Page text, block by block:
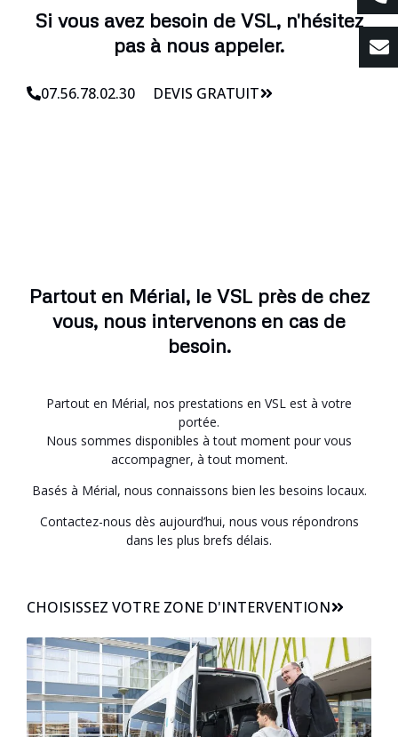
Si vous avez besoin de VSL, n'hésitez
pas à nous appeler.
07.56.78.02.30 DEVIS GRATUIT
Partout en Mérial, le VSL près de chez
vous, nous intervenons en cas de
besoin.
Partout en Mérial, nos prestations en VSL est à votre
portée.
Nous sommes disponibles à tout moment pour vous
accompagner, à tout moment.
Basés à Mérial, nous connaissons bien les besoins locaux.
Contactez-nous dès aujourd’hui, nous vous répondrons
dans les plus brefs délais.
CHOISISSEZ VOTRE ZONE D'INTERVENTION